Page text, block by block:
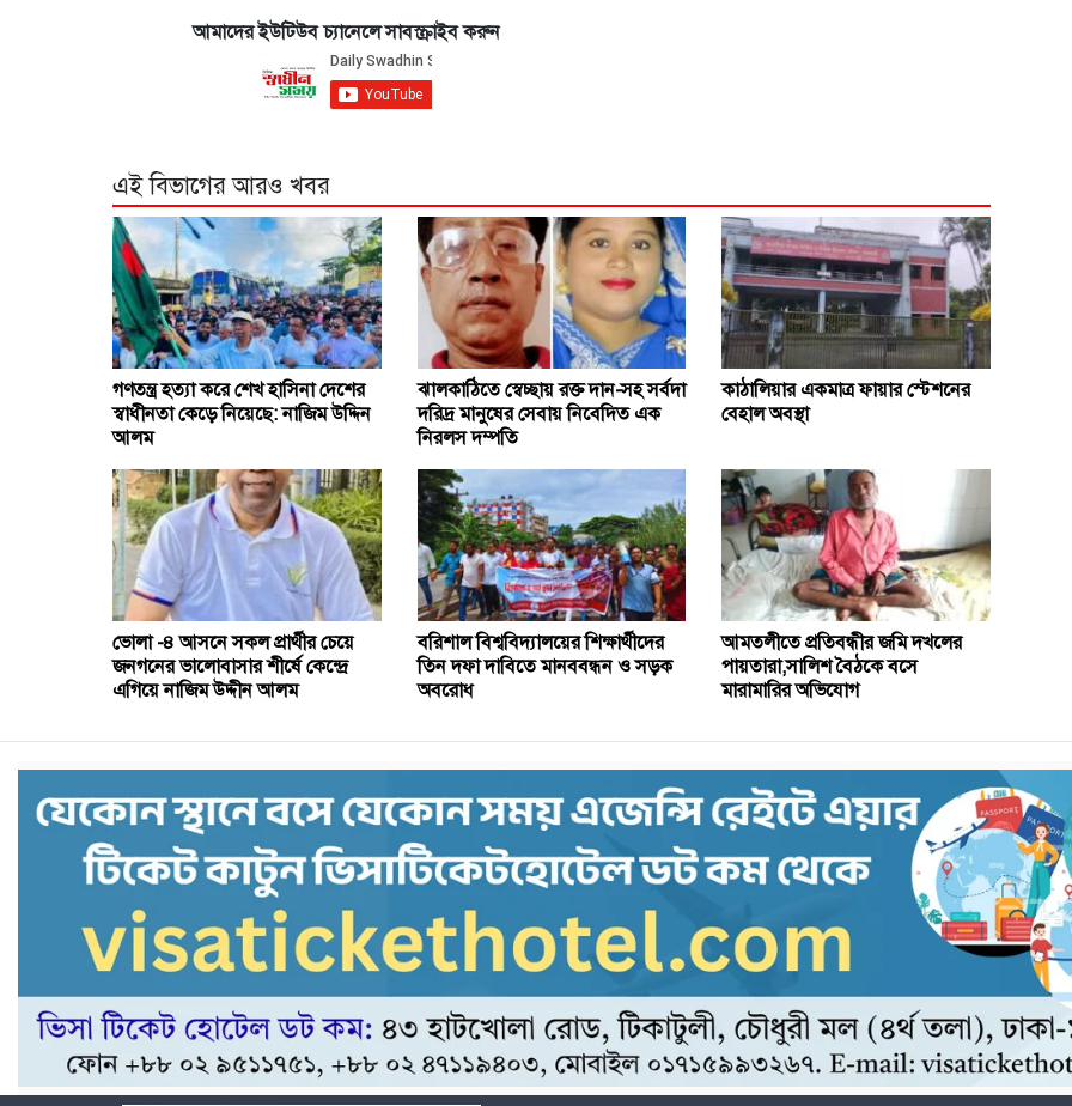
আমাদের ইউটিউব চ্যানেলে সাবস্ক্রাইব করুন
এই বিভাগের আরও খবর
গণতন্ত্র হত্যা করে শেখ হাসিনা দেশের
স্বাধীনতা কেড়ে নিয়েছে: নাজিম উদ্দিন
আলম
ঝালকাঠিতে স্বেচ্ছায় রক্ত দান-সহ সর্বদা
দরিদ্র মানুষের সেবায় নিবেদিত এক
নিরলস দম্পতি
কাঠালিয়ার একমাত্র ফায়ার স্টেশনের
বেহাল অবস্থা
ভোলা -৪ আসনে সকল প্রার্থীর চেয়ে
জনগনের ভালোবাসার শীর্ষে কেন্দ্রে
এগিয়ে নাজিম উদ্দীন আলম
বরিশাল বিশ্ববিদ্যালয়ের শিক্ষার্থীদের
তিন দফা দাবিতে মানববন্ধন ও সড়ক
অবরোধ
আমতলীতে প্রতিবন্ধীর জমি দখলের
পায়তারা,সালিশ বৈঠকে বসে
মারামারির অভিযোগ